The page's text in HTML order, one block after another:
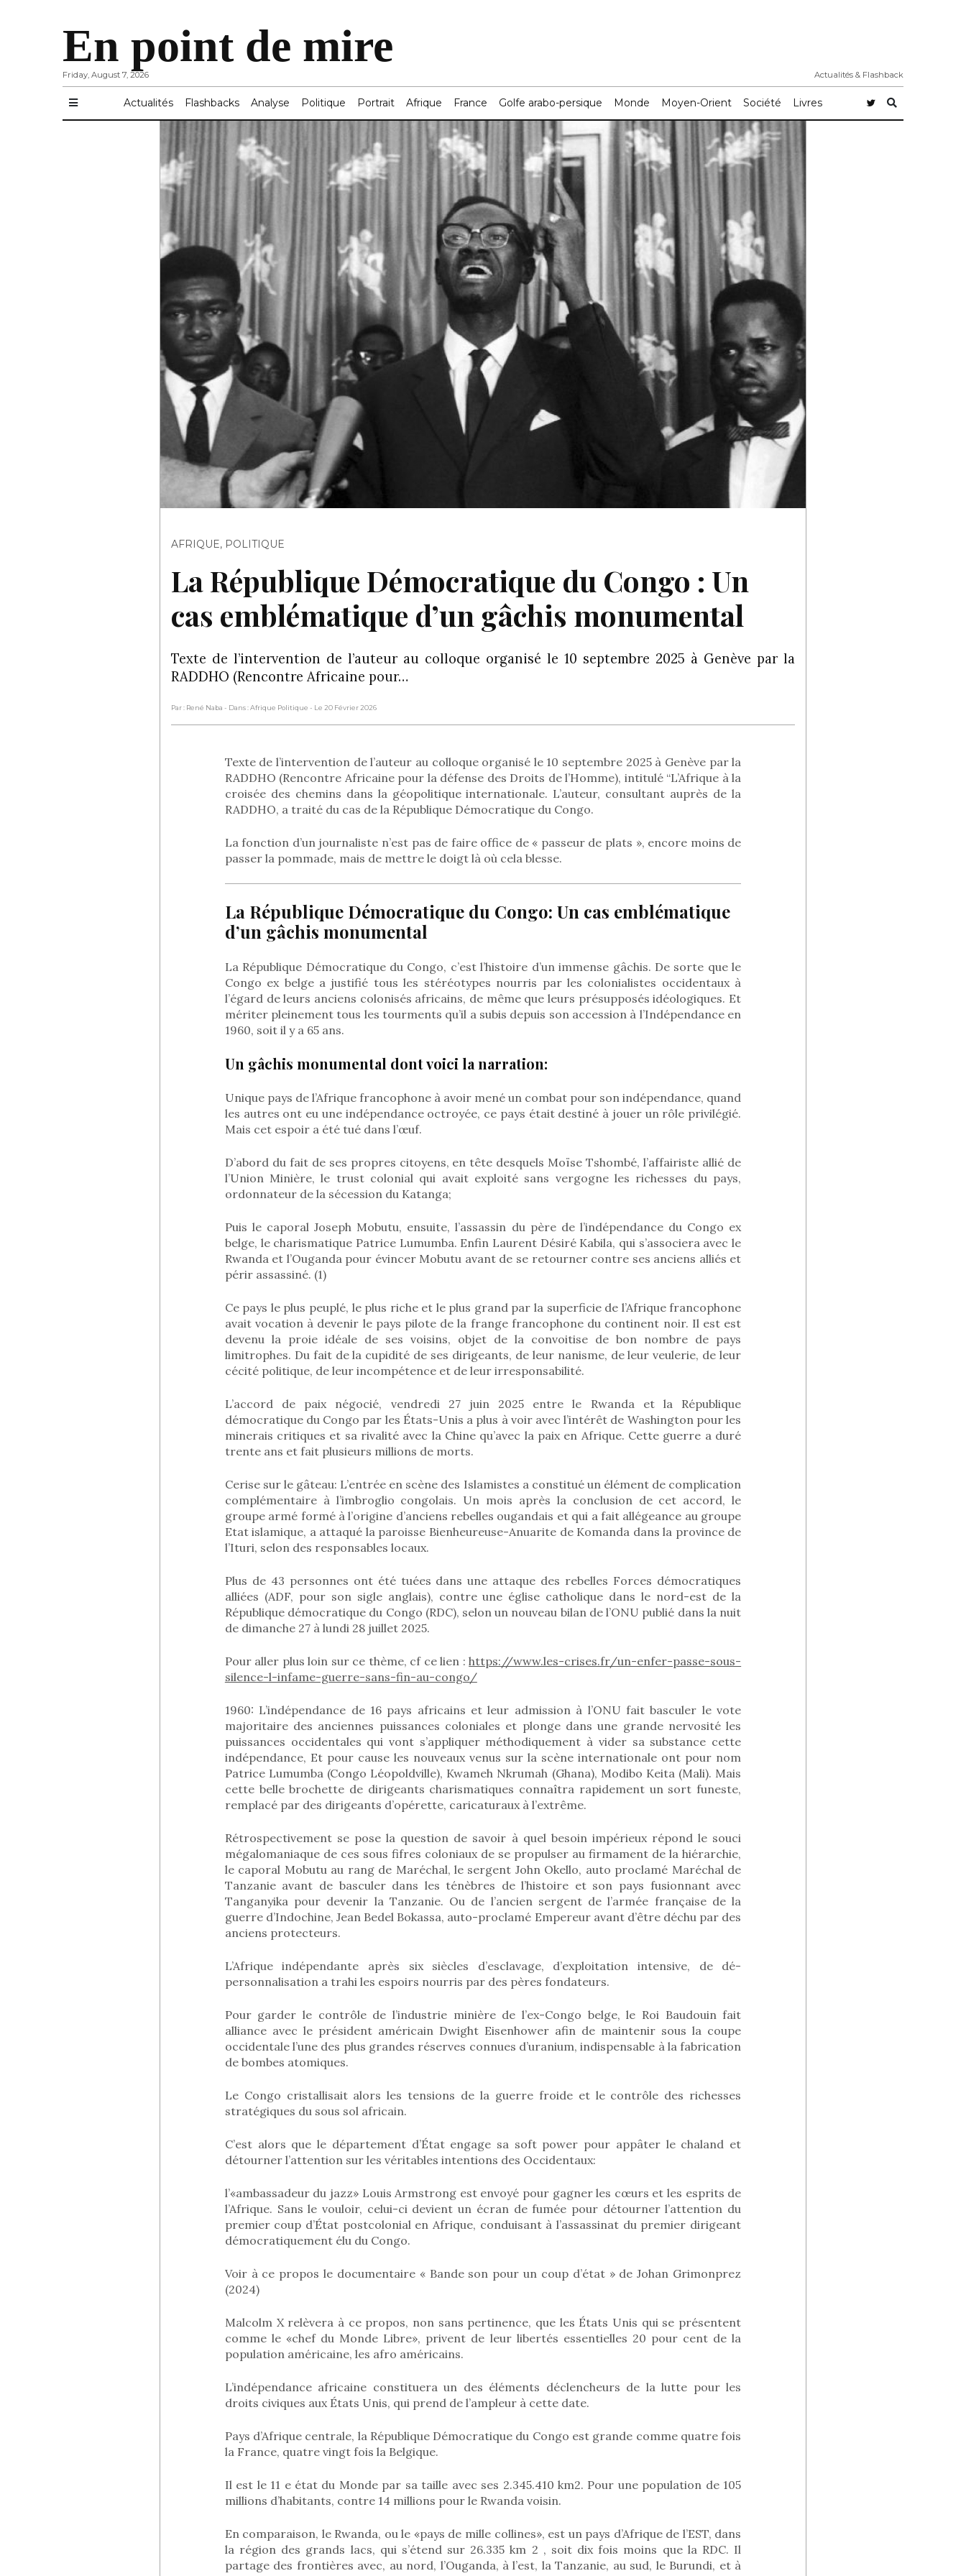
Friday, August 7, 2026
En point de mire
Actualités & Flashback
Actualités Flashbacks Analyse Politique Portrait Afrique France Golfe arabo-persique Monde Moyen-Orient Société Livres
AFRIQUE, POLITIQUE
La République Démocratique du Congo : Un
cas emblématique d’un gâchis monumental
Texte de l’intervention de l’auteur au colloque organisé le 10 septembre 2025 à Genève par la
RADDHO (Rencontre Africaine pour…
Par : René Naba - Dans : Afrique Politique - Le 20 Février 2026
Texte de l’intervention de l’auteur au colloque organisé le 10 septembre 2025 à Genève par la
RADDHO (Rencontre Africaine pour la défense des Droits de l’Homme), intitulé “L’Afrique à la
croisée des chemins dans la géopolitique internationale. L’auteur, consultant auprès de la
RADDHO, a traité du cas de la République Démocratique du Congo.
La fonction d’un journaliste n’est pas de faire office de « passeur de plats », encore moins de
passer la pommade, mais de mettre le doigt là où cela blesse.
La République Démocratique du Congo: Un cas emblématique
d’un gâchis monumental
La République Démocratique du Congo, c’est l’histoire d’un immense gâchis. De sorte que le
Congo ex belge a justifié tous les stéréotypes nourris par les colonialistes occidentaux à
l’égard de leurs anciens colonisés africains, de même que leurs présupposés idéologiques. Et
mériter pleinement tous les tourments qu’il a subis depuis son accession à l’Indépendance en
1960, soit il y a 65 ans.
Un gâchis monumental dont voici la narration:
Unique pays de l’Afrique francophone à avoir mené un combat pour son indépendance, quand
les autres ont eu une indépendance octroyée, ce pays était destiné à jouer un rôle privilégié.
Mais cet espoir a été tué dans l’œuf.
D’abord du fait de ses propres citoyens, en tête desquels Moïse Tshombé, l’affairiste allié de
l’Union Minière, le trust colonial qui avait exploité sans vergogne les richesses du pays,
ordonnateur de la sécession du Katanga;
Puis le caporal Joseph Mobutu, ensuite, l’assassin du père de l’indépendance du Congo ex
belge, le charismatique Patrice Lumumba. Enfin Laurent Désiré Kabila, qui s’associera avec le
Rwanda et l’Ouganda pour évincer Mobutu avant de se retourner contre ses anciens alliés et
périr assassiné. (1)
Ce pays le plus peuplé, le plus riche et le plus grand par la superficie de l’Afrique francophone
avait vocation à devenir le pays pilote de la frange francophone du continent noir. Il est est
devenu la proie idéale de ses voisins, objet de la convoitise de bon nombre de pays
limitrophes. Du fait de la cupidité de ses dirigeants, de leur nanisme, de leur veulerie, de leur
cécité politique, de leur incompétence et de leur irresponsabilité.
L’accord de paix négocié, vendredi 27 juin 2025 entre le Rwanda et la République
démocratique du Congo par les États-Unis a plus à voir avec l’intérêt de Washington pour les
minerais critiques et sa rivalité avec la Chine qu’avec la paix en Afrique. Cette guerre a duré
trente ans et fait plusieurs millions de morts.
Cerise sur le gâteau: L’entrée en scène des Islamistes a constitué un élément de complication
complémentaire à l’imbroglio congolais. Un mois après la conclusion de cet accord, le
groupe armé formé à l’origine d’anciens rebelles ougandais et qui a fait allégeance au groupe
Etat islamique, a attaqué la paroisse Bienheureuse-Anuarite de Komanda dans la province de
l’Ituri, selon des responsables locaux.
Plus de 43 personnes ont été tuées dans une attaque des rebelles Forces démocratiques
alliées (ADF, pour son sigle anglais), contre une église catholique dans le nord-est de la
République démocratique du Congo (RDC), selon un nouveau bilan de l’ONU publié dans la nuit
de dimanche 27 à lundi 28 juillet 2025.
Pour aller plus loin sur ce thème, cf ce lien :https://www.les-crises.fr/un-enfer-passe-sous-
silence-l-infame-guerre-sans-fin-au-congo/
1960: L’indépendance de 16 pays africains et leur admission à l’ONU fait basculer le vote
majoritaire des anciennes puissances coloniales et plonge dans une grande nervosité les
puissances occidentales qui vont s’appliquer méthodiquement à vider sa substance cette
indépendance, Et pour cause les nouveaux venus sur la scène internationale ont pour nom
Patrice Lumumba (Congo Léopoldville), Kwameh Nkrumah (Ghana), Modibo Keita (Mali). Mais
cette belle brochette de dirigeants charismatiques connaîtra rapidement un sort funeste,
remplacé par des dirigeants d’opérette, caricaturaux à l’extrême.
Rétrospectivement se pose la question de savoir à quel besoin impérieux répond le souci
mégalomaniaque de ces sous fifres coloniaux de se propulser au firmament de la hiérarchie,
le caporal Mobutu au rang de Maréchal, le sergent John Okello, auto proclamé Maréchal de
Tanzanie avant de basculer dans les ténèbres de l’histoire et son pays fusionnant avec
Tanganyika pour devenir la Tanzanie. Ou de l’ancien sergent de l’armée française de la
guerre d’Indochine, Jean Bedel Bokassa, auto-proclamé Empereur avant d’être déchu par des
anciens protecteurs.
L’Afrique indépendante après six siècles d’esclavage, d’exploitation intensive, de dé-
personnalisation a trahi les espoirs nourris par des pères fondateurs.
Pour garder le contrôle de l’industrie minière de l’ex-Congo belge, le Roi Baudouin fait
alliance avec le président américain Dwight Eisenhower afin de maintenir sous la coupe
occidentale l’une des plus grandes réserves connues d’uranium, indispensable à la fabrication
de bombes atomiques.
Le Congo cristallisait alors les tensions de la guerre froide et le contrôle des richesses
stratégiques du sous sol africain.
C’est alors que le département d’État engage sa soft power pour appâter le chaland et
détourner l’attention sur les véritables intentions des Occidentaux:
l’«ambassadeur du jazz» Louis Armstrong est envoyé pour gagner les cœurs et les esprits de
l’Afrique. Sans le vouloir, celui-ci devient un écran de fumée pour détourner l’attention du
premier coup d’État postcolonial en Afrique, conduisant à l’assassinat du premier dirigeant
démocratiquement élu du Congo.
Voir à ce propos le documentaire « Bande son pour un coup d’état » de Johan Grimonprez
(2024)
Malcolm X relèvera à ce propos, non sans pertinence, que les États Unis qui se présentent
comme le «chef du Monde Libre», privent de leur libertés essentielles 20 pour cent de la
population américaine, les afro américains.
L’indépendance africaine constituera un des éléments déclencheurs de la lutte pour les
droits civiques aux États Unis, qui prend de l’ampleur à cette date.
Pays d’Afrique centrale, la République Démocratique du Congo est grande comme quatre fois
la France, quatre vingt fois la Belgique.
Il est le 11 e état du Monde par sa taille avec ses 2.345.410 km2. Pour une population de 105
millions d’habitants, contre 14 millions pour le Rwanda voisin.
En comparaison, le Rwanda, ou le «pays de mille collines», est un pays d’Afrique de l’EST, dans
la région des grands lacs, qui s’étend sur 26.335 km 2 , soit dix fois moins que la RDC. Il
partage des frontières avec, au nord, l’Ouganda, à l’est, la Tanzanie, au sud, le Burundi, et à